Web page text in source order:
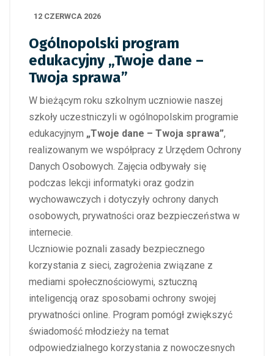
12 CZERWCA 2026
Ogólnopolski program
edukacyjny „Twoje dane –
Twoja sprawa”
W bieżącym roku szkolnym uczniowie naszej
szkoły uczestniczyli w ogólnopolskim programie
edukacyjnym „Twoje dane – Twoja sprawa”,
realizowanym we współpracy z Urzędem Ochrony
Danych Osobowych. Zajęcia odbywały się
podczas lekcji informatyki oraz godzin
wychowawczych i dotyczyły ochrony danych
osobowych, prywatności oraz bezpieczeństwa w
internecie.
Uczniowie poznali zasady bezpiecznego
korzystania z sieci, zagrożenia związane z
mediami społecznościowymi, sztuczną
inteligencją oraz sposobami ochrony swojej
prywatności online. Program pomógł zwiększyć
świadomość młodzieży na temat
odpowiedzialnego korzystania z nowoczesnych